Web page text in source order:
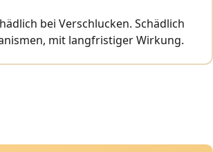
bei Verschlucken. Schädlich
mit langfristiger Wirkung.